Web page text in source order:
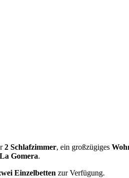
2 Schlafzimmer, ein großzügiges
Gomera.
Einzelbetten zur Verfügung.